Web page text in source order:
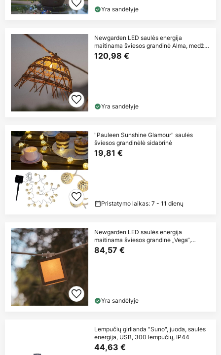
Yra sandėlyje
Newgarden LED saulės energija
maitinama šviesos grandinė Alma, medžio
spalvos,
120,98 €
Yra sandėlyje
"Pauleen Sunshine Glamour" saulės
šviesos grandinėlė sidabrinė
19,81 €
Pristatymo laikas: 7 - 11 dienų
Newgarden LED saulės energija
maitinama šviesos grandinė „Vega“,
bambukas, IP44
84,57 €
Yra sandėlyje
Lempučių girlianda "Suno", juoda, saulės
energija, USB, 300 lempučių, IP44
44,63 €